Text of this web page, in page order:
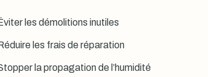
les démolitions inutiles
les frais de réparation
la propagation de l’humidité